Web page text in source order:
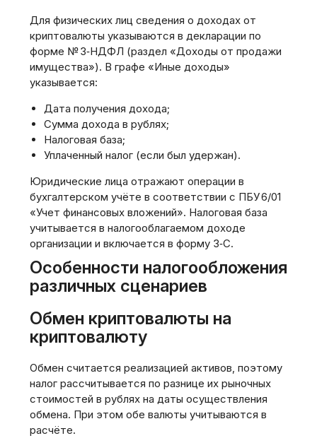
Для физических лиц сведения о доходах от
криптовалюты указываются в декларации по
форме № 3‑НДФЛ (раздел «Доходы от продажи
имущества»). В графе «Иные доходы»
указывается:
Дата получения дохода;
Сумма дохода в рублях;
Налоговая база;
Уплаченный налог (если был удержан).
Юридические лица отражают операции в
бухгалтерском учёте в соответствии с ПБУ 6/01
«Учет финансовых вложений». Налоговая база
учитывается в налогооблагаемом доходе
организации и включается в форму 3‑С.
Особенности налогообложения
различных сценариев
Обмен криптовалюты на
криптовалюту
Обмен считается реализацией активов‚ поэтому
налог рассчитывается по разнице их рыночных
стоимостей в рублях на даты осуществления
обмена. При этом обе валюты учитываются в
расчёте.